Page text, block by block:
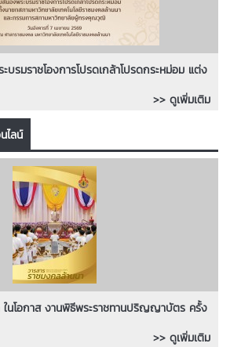
รมราชโองการโปรดเกล้าโปรดกระหม่อม แต่ง
>> ดูเพิ่มเติม
ไลน์
ในโอกาส งานพิธีพระราชทานปริญญาบัตร ครั้ง
>> ดูเพิ่มเติม